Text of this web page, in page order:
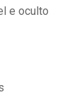
e oculto